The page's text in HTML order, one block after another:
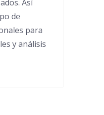
Así
de
para
y análisis